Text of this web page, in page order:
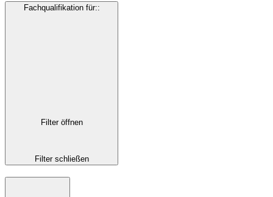
Fachqualifikation für::
Filter öffnen
Filter schließen